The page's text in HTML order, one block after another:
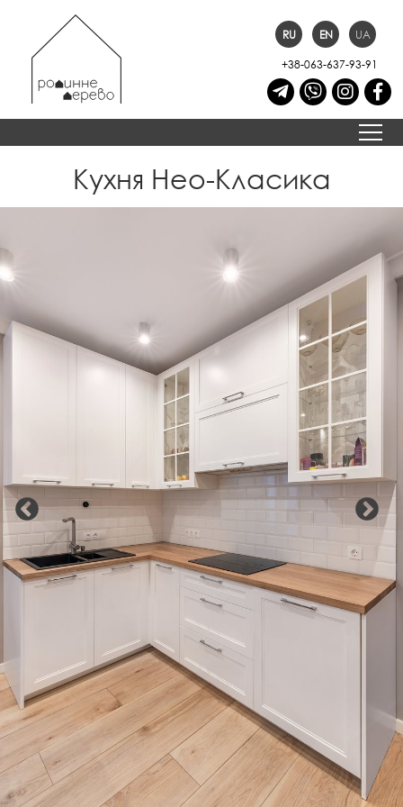
RU EN
UA
+38-063-637-93-91
Кухня Нео-Класика